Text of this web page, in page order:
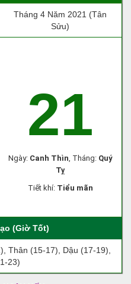
Tháng 4 Năm 2021 (Tân
Sửu)
21
Ngày: Canh Thìn, Tháng: Quý
Tỵ
Tiết khí: Tiểu mãn
(Giờ Tốt)
Thân (15-17), Dậu (17-19),
23)